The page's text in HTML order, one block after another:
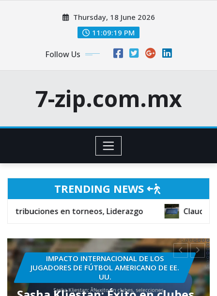
Thursday, 18 June 2026
11:09:21 PM
Follow Us
7-zip.com.mx
TRENDING NEWS
Liderazgo Claudio Reyna: Torneos
BIOGRAFÍAS DE JUGADORES DE FÚTBOL
AMERICANO DE EE. UU.